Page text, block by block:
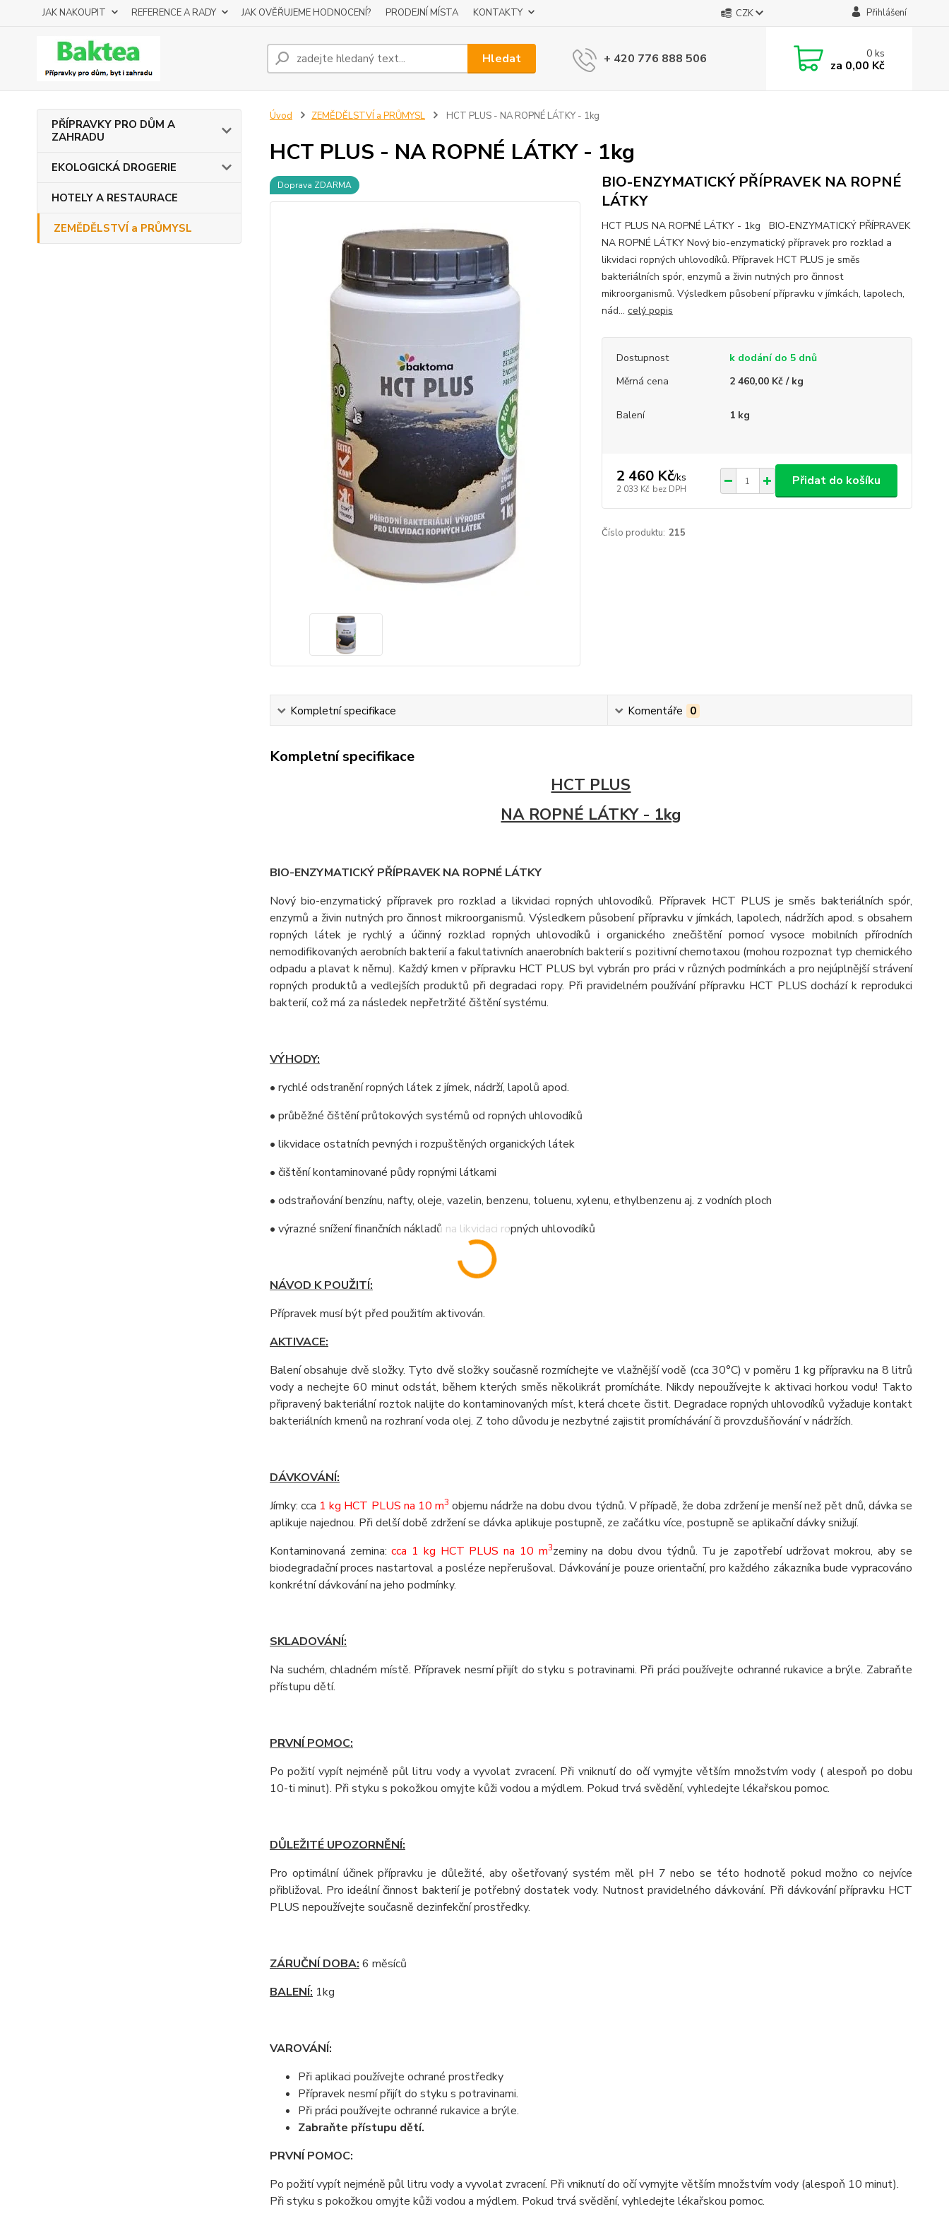
JAK NAKOUPIT REFERENCE A RADY JAK OVĚŘUJEME HODNOCENÍ? PRODEJNÍ MÍSTA KONTAKTY CZK Přihlášení
Hledat + 420 776 888 506 0ks
za 0,00 Kč
PŘÍPRAVKY PRO DŮM A
ZAHRADU
EKOLOGICKÁ DROGERIE
HOTELY A RESTAURACE
ZEMĚDĚLSTVÍ a PRŮMYSL
Úvod ZEMĚDĚLSTVÍ a PRŮMYSL HCT PLUS - NA ROPNÉ LÁTKY - 1kg
HCT PLUS - NA ROPNÉ LÁTKY - 1kg
Doprava ZDARMA
BIO-ENZYMATICKÝ PŘÍPRAVEK NA ROPNÉ
LÁTKY
HCT PLUS NA ROPNÉ LÁTKY - 1kg BIO-ENZYMATICKÝ PŘÍPRAVEK
NA ROPNÉ LÁTKY Nový bio-enzymatický přípravek pro rozklad a
likvidaci ropných uhlovodíků. Přípravek HCT PLUS je směs
bakteriálních spór, enzymů a živin nutných pro činnost
mikroorganismů. Výsledkem působení přípravku v jímkách, lapolech,
nád... celý popis
Dostupnost
k dodání do 5 dnů
Měrná cena
2 460,00 Kč / kg
Balení 1 kg
2 460 Kč/ks
2 033 Kč bez DPH
Přidat do košíku
Číslo produktu: 215
Kompletní specifikace Komentáře 0
Kompletní specifikace
HCT PLUS
NA ROPNÉ LÁTKY - 1kg
BIO-ENZYMATICKÝ PŘÍPRAVEK NA ROPNÉ LÁTKY
Nový bio-enzymatický přípravek pro rozklad a likvidaci ropných uhlovodíků. Přípravek HCT PLUS je směs bakteriálních spór,
enzymů a živin nutných pro činnost mikroorganismů. Výsledkem působení přípravku v jímkách, lapolech, nádržích apod. s obsahem
ropných látek je rychlý a účinný rozklad ropných uhlovodíků i organického znečištění pomocí vysoce mobilních přírodních
nemodifikovaných aerobních bakterií a fakultativních anaerobních bakterií s pozitivní chemotaxou (mohou rozpoznat typ chemického
odpadu a plavat k němu). Každý kmen v přípravku HCT PLUS byl vybrán pro práci v různých podmínkách a pro nejúplnější strávení
ropných produktů a vedlejších produktů při degradaci ropy. Při pravidelném používání přípravku HCT PLUS dochází k reprodukci
bakterií, což má za následek nepřetržité čištění systému.
VÝHODY:
• rychlé odstranění ropných látek z jímek, nádrží, lapolů apod.
• průběžné čištění průtokových systémů od ropných uhlovodíků
• likvidace ostatních pevných i rozpuštěných organických látek
• čištění kontaminované půdy ropnými látkami
• odstraňování benzínu, nafty, oleje, vazelin, benzenu, toluenu, xylenu, ethylbenzenu aj. z vodních ploch
• výrazné snížení finančních nákladů na likvidaci ropných uhlovodíků
NÁVOD K POUŽITÍ:
Přípravek musí být před použitím aktivován.
AKTIVACE:
Balení obsahuje dvě složky. Tyto dvě složky současně rozmíchejte ve vlažnější vodě (cca 30°C) v poměru 1 kg přípravku na 8 litrů
vody a nechejte 60 minut odstát, během kterých směs několikrát promícháte. Nikdy nepoužívejte k aktivaci horkou vodu! Takto
připravený bakteriální roztok nalijte do kontaminovaných míst, která chcete čistit. Degradace ropných uhlovodíků vyžaduje kontakt
bakteriálních kmenů na rozhraní voda olej. Z toho důvodu je nezbytné zajistit promíchávání či provzdušňování v nádržích.
DÁVKOVÁNÍ:
Jímky: cca 1 kg HCT PLUS na 10 m3 objemu nádrže na dobu dvou týdnů. V případě, že doba zdržení je menší než pět dnů, dávka se
aplikuje najednou. Při delší době zdržení se dávka aplikuje postupně, ze začátku více, postupně se aplikační dávky snižují.
Kontaminovaná zemina:cca 1 kg HCT PLUS na 10 m3zeminy na dobu dvou týdnů. Tu je zapotřebí udržovat mokrou, aby se
biodegradační proces nastartoval a posléze nepřerušoval. Dávkování je pouze orientační, pro každého zákazníka bude vypracováno
konkrétní dávkování na jeho podmínky.
SKLADOVÁNÍ:
Na suchém, chladném místě. Přípravek nesmí přijít do styku s potravinami. Při práci používejte ochranné rukavice a brýle. Zabraňte
přístupu dětí.
PRVNÍ POMOC:
Po požití vypít nejméně půl litru vody a vyvolat zvracení. Při vniknutí do očí vymyjte větším množstvím vody ( alespoň po dobu
10-ti minut). Při styku s pokožkou omyjte kůži vodou a mýdlem. Pokud trvá svědění, vyhledejte lékařskou pomoc.
DŮLEŽITÉ UPOZORNĚNÍ:
Pro optimální účinek přípravku je důležité, aby ošetřovaný systém měl pH 7 nebo se této hodnotě pokud možno co nejvíce
přibližoval. Pro ideální činnost bakterií je potřebný dostatek vody. Nutnost pravidelného dávkování. Při dávkování přípravku HCT
PLUS nepoužívejte současně dezinfekční prostředky.
ZÁRUČNÍ DOBA: 6 měsíců
BALENÍ: 1kg
VAROVÁNÍ:
Při aplikaci používejte ochrané prostředky
Přípravek nesmí přijít do styku s potravinami.
Při práci používejte ochranné rukavice a brýle.
Zabraňte přístupu dětí.
PRVNÍ POMOC:
Po požití vypít nejméně půl litru vody a vyvolat zvracení. Při vniknutí do očí vymyjte větším množstvím vody (alespoň 10 minut).
Při styku s pokožkou omyjte kůži vodou a mýdlem. Pokud trvá svědění, vyhledejte lékařskou pomoc.